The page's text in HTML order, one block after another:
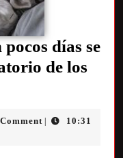
días se
de los
10:31